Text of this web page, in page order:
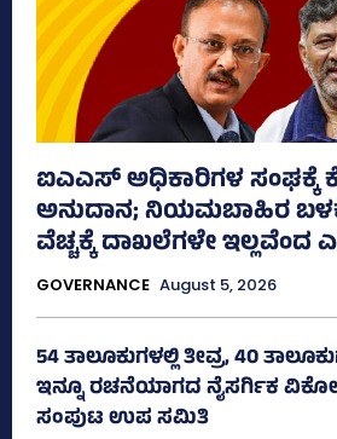
ಐಎಎಸ್‌ ಅಧಿಕಾರಿಗಳ
ಅನುದಾನ; ನಿಯಮಬಾಹಿರ
ವೆಚ್ಚಕ್ಕೆ ದಾಖಲೆಗಳೇ ಇಲ್ಲವೆಂದ
GOVERNANCE August 5, 2026
54 ತಾಲೂಕುಗಳಲ್ಲಿ ತೀವ್ರ, 40
ಇನ್ನೂ ರಚನೆಯಾಗದ ನೈಸರ್ಗಿಕ
ಸಂಪುಟ ಉಪ ಸಮಿತಿ